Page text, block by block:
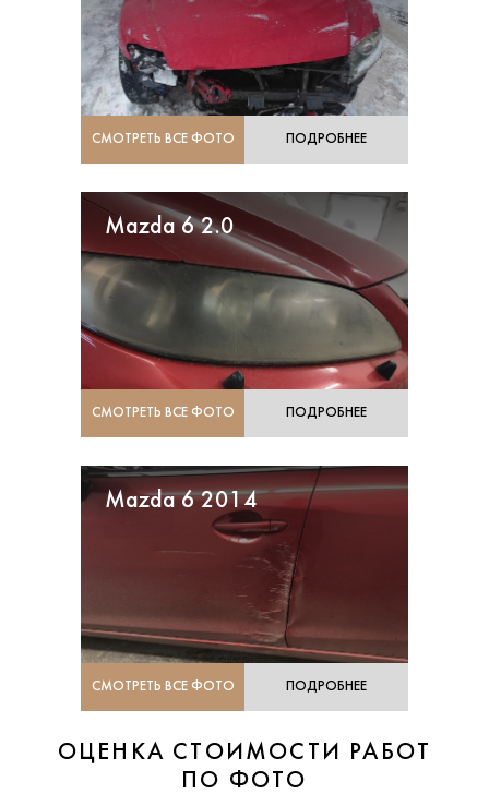
СМОТРЕТЬ ВСЕ ФОТО ПОДРОБНЕЕ
Mazda 6 2.0
СМОТРЕТЬ ВСЕ ФОТО ПОДРОБНЕЕ
Mazda 6 2014
СМОТРЕТЬ ВСЕ ФОТО ПОДРОБНЕЕ
ОЦЕНКА СТОИМОСТИ РАБОТ
ПО ФОТО